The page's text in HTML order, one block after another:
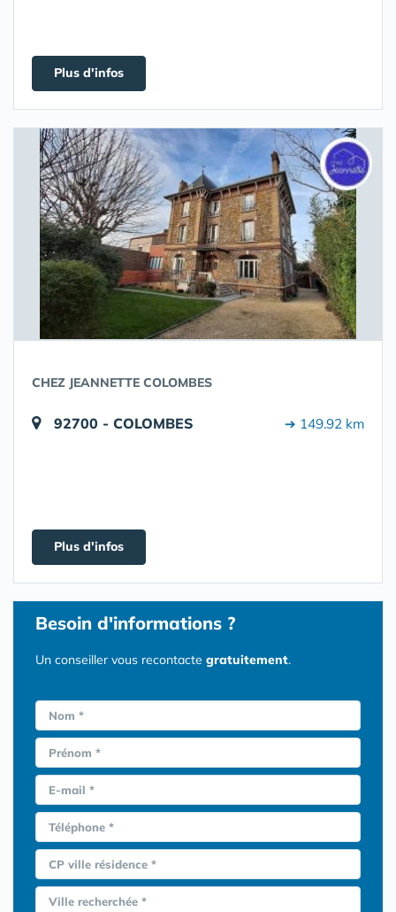
Plus d'infos
CHEZ JEANNETTE COLOMBES
92700 - COLOMBES ➔ 149.92 km
Plus d'infos
Besoin d'informations ?
Un conseiller vous recontacte gratuitement.
Nom *
Prénom *
E-mail *
Téléphone *
CP ville résidence *
Ville recherchée *